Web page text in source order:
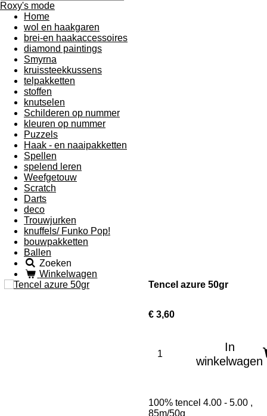
Roxy's mode
Home
wol en haakgaren
brei-en haakaccessoires
diamond paintings
Smyrna
kruissteekkussens
telpakketten
stoffen
knutselen
Schilderen op nummer
kleuren op nummer
Puzzels
Haak - en naaipakketten
Spellen
spelend leren
Weefgetouw
Scratch
Darts
deco
Trouwjurken
knuffels/ Funko Pop!
bouwpakketten
Ballen
Zoeken
Winkelwagen
Tencel azure 50gr
€ 3,60
In
winkelwagen
100% tencel 4.00 - 5.00 ,
85m/50g